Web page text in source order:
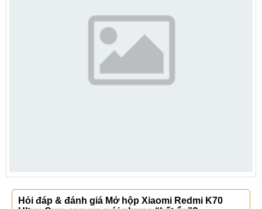
Hỏi đáp & đánh giá Mở hộp Xiaomi Redmi K70